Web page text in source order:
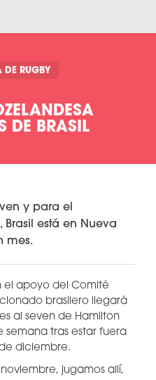
DE RUGBY
DE BRASIL
y para el
está en Nueva
mes.
el apoyo del Comité
brasilero llegará
al seven de Hamilton
semana tras estar fuera
diciembre.
jugamos allí,